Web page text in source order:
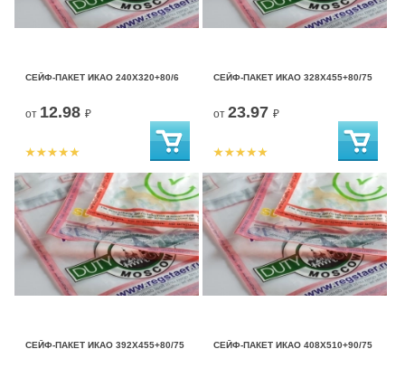
СЕЙФ-ПАКЕТ ИКАО 240Х320+80/6
от 12.98 ₽
СЕЙФ-ПАКЕТ ИКАО 328Х455+80/75
от 23.97 ₽
СЕЙФ-ПАКЕТ ИКАО 392Х455+80/75 СЕЙФ-ПАКЕТ ИКАО 408Х510+90/75